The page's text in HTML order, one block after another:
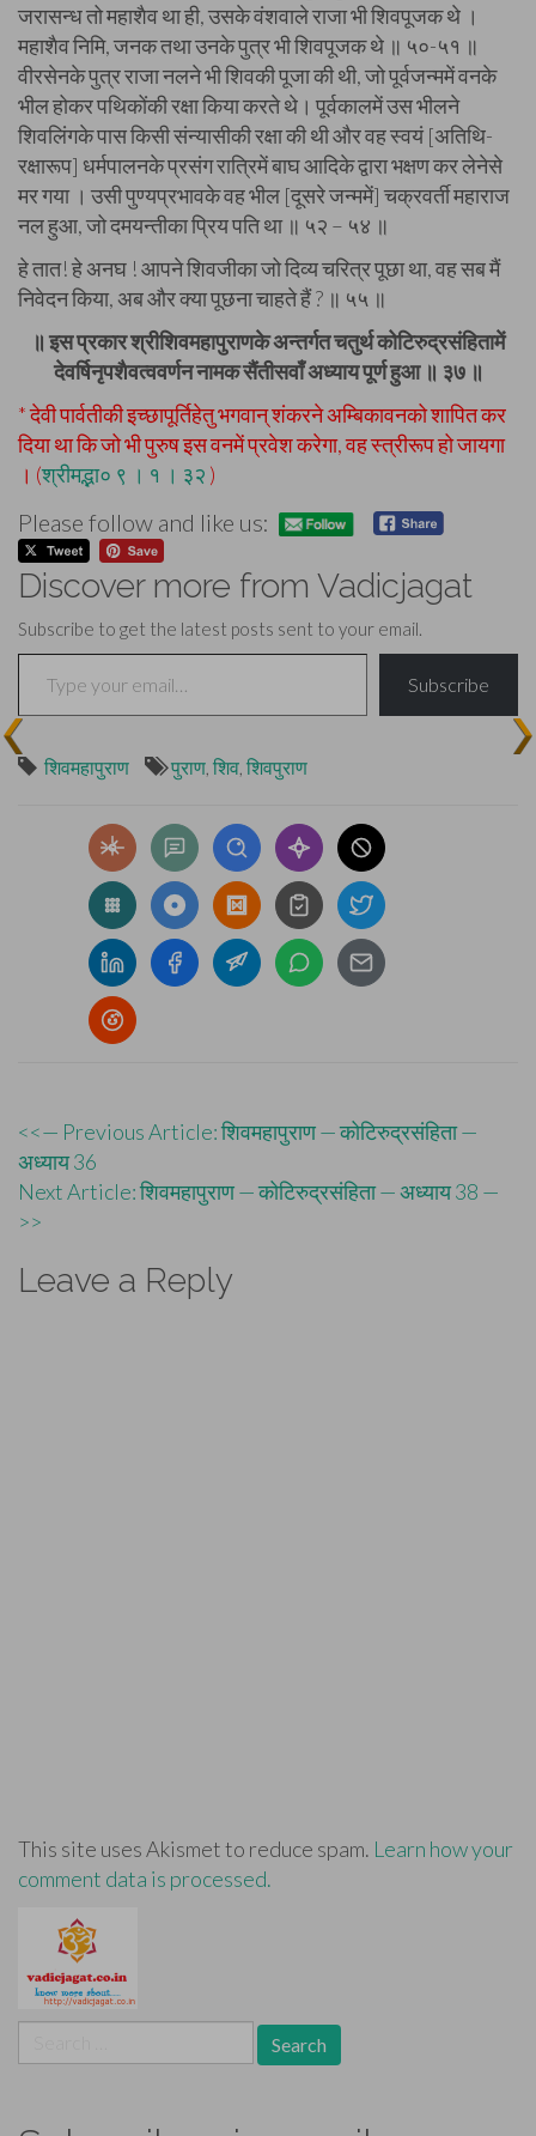
जरासन्ध तो महाशैव था ही, उसके वंशवाले राजा भी शिवपूजक थे ।
महाशैव निमि, जनक तथा उनके पुत्र भी शिवपूजक थे ॥ ५०-५१ ॥
वीरसेनके पुत्र राजा नलने भी शिवकी पूजा की थी, जो पूर्वजन्ममें वनके
भील होकर पथिकोंकी रक्षा किया करते थे। पूर्वकालमें उस भीलने
शिवलिंगके पास किसी संन्यासीकी रक्षा की थी और वह स्वयं [अतिथि-
रक्षारूप] धर्मपालनके प्रसंग रात्रिमें बाघ आदिके द्वारा भक्षण कर लेनेसे
मर गया । उसी पुण्यप्रभावके वह भील [दूसरे जन्ममें] चक्रवर्ती महाराज
नल हुआ, जो दमयन्तीका प्रिय पति था ॥ ५२ – ५४ ॥
हे तात! हे अनघ ! आपने शिवजीका जो दिव्य चरित्र पूछा था, वह सब मैं
निवेदन किया, अब और क्या पूछना चाहते हैं ? ॥ ५५ ॥
॥ इस प्रकार श्रीशिवमहापुराणके अन्तर्गत चतुर्थ कोटिरुद्रसंहितामें
देवर्षिनृपशैवत्ववर्णन नामक सैंतीसवाँ अध्याय पूर्ण हुआ ॥ ३७ ॥
* देवी पार्वतीकी इच्छापूर्तिहेतु भगवान् शंकरने अम्बिकावनको शापित कर
दिया था कि जो भी पुरुष इस वनमें प्रवेश करेगा, वह स्त्रीरूप हो जायगा
। (श्रीमद्भा० ९ । १ । ३२ )
Please follow and like us:
Discover more from Vadicjagat
Subscribe to get the latest posts sent to your email.
Type your email…
Subscribe
शिवमहापुराण पुराण शिव शिवपुराण
Post
navigation
<<— Previous Article: शिवमहापुराण — कोटिरुद्रसंहिता —
अध्याय 36
Next Article: शिवमहापुराण — कोटिरुद्रसंहिता — अध्याय 38 —
>>
Leave a Reply
This site uses Akismet to reduce spam. Learn how your
comment data is processed.
for: